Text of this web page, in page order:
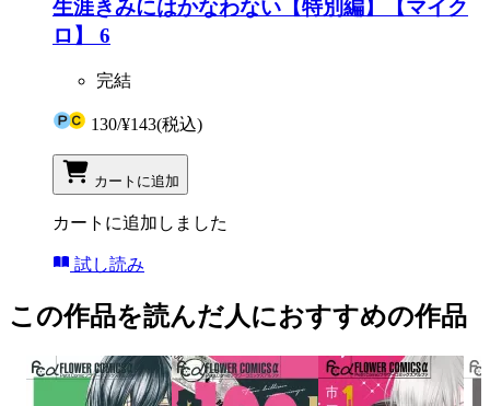
生涯きみにはかなわない【特別編】【マイク
ロ】 6
完結
130/¥143(税込)
カートに追加
カートに追加しました
試し読み
この作品を読んだ人におすすめの作品